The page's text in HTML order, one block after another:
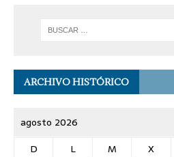
ARCHIVO HISTÓRICO
agosto 2026
D
L M X